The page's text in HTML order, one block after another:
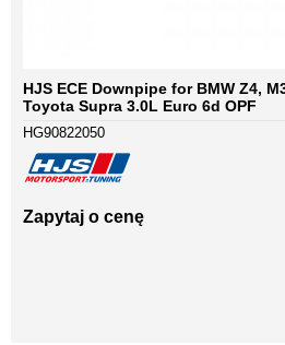
HJS ECE Downpipe for BMW Z4,
Toyota Supra 3.0L Euro 6d OPF
HG90822050
Zapytaj o cenę